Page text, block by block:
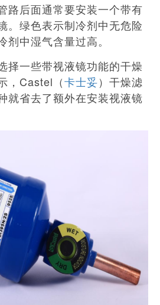
后面通常要安装一个带有
。绿色表示制冷剂中无危险
中湿气含量过高。
一些带视液镜功能的干燥
，Castel（卡士妥）干燥滤
就省去了额外在安装视液镜